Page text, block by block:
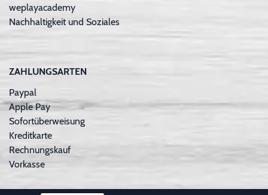
weplayacademy
Nachhaltigkeit und Soziales
ZAHLUNGSARTEN
Paypal
Apple Pay
Sofortüberweisung
Kreditkarte
Rechnungskauf
Vorkasse